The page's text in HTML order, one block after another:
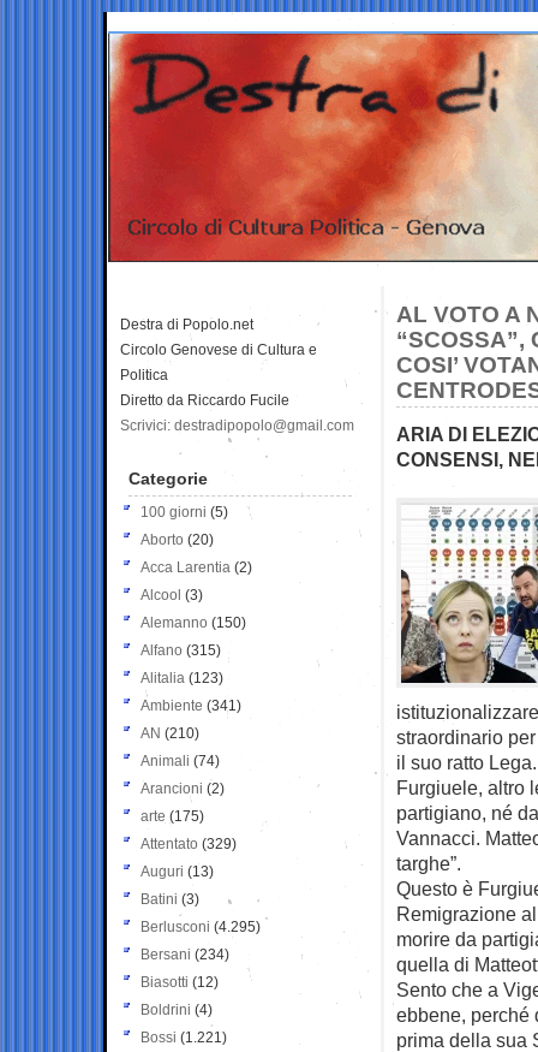
AL VOTO A
“SCOSSA”,
COSI’
ARIA DI
CONSENSI,
straordinario
il suo ratto
Furgiuele, altro
partigiano, né
Vannacci.
targhe”.
Questo è
Remigrazione
morire da
quella di
Sento che a
ebbene, perché
prima della sua
Destra di Popolo.net
Circolo Genovese di Cultura e
Politica
Diretto da Riccardo Fucile
Scrivici: destradipopolo@gmail.com
Categorie
100 giorni (5)
Aborto (20)
Acca Larentia (2)
Alcool (3)
Alemanno (150)
Alfano (315)
Alitalia (123)
Ambiente (341)
AN (210)
Animali (74)
Arancioni (2)
arte (175)
Attentato (329)
Auguri (13)
Batini (3)
Berlusconi (4.295)
Bersani (234)
Biasotti (12)
Boldrini (4)
Bossi (1.221)